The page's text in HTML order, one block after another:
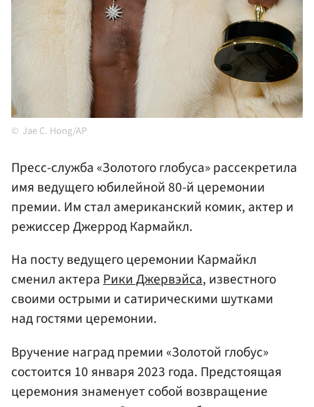
Jae C. Hong/AP
Пресс-служба «Золотого глобуса» рассекретила
имя ведущего юбилейной 80-й церемонии
премии. Им стал американский комик, актер и
режиссер Джеррод Кармайкл.
На посту ведущего церемонии Кармайкл
сменил актераРики Джервэйса, известного
своими острыми и сатирическими шутками
над гостями церемонии.
Вручение наград премии «Золотой глобус»
состоится 10 января 2023 года. Предстоящая
церемония знаменует собой возвращение